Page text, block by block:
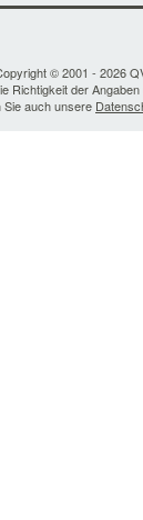
© 2001 - 2026
Richtigkeit der
Sie auch unsere